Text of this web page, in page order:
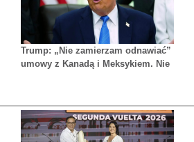
Trump: „Nie zamierzam odnawiać”
umowy z Kanadą i Meksykiem. Nie